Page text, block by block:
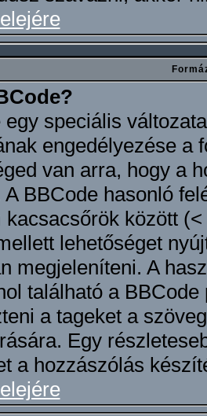
egy speciális
engedélyezése a
van arra, hogy a
A BBCode hasonló
kacsacsőrök között
lehetőséget
megjeleníteni. A
található a
a tageket a
Egy
a hozzászólás